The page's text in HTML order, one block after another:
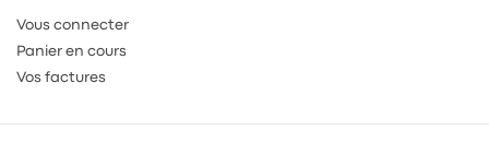
Vous connecter
Panier en cours
Vos factures